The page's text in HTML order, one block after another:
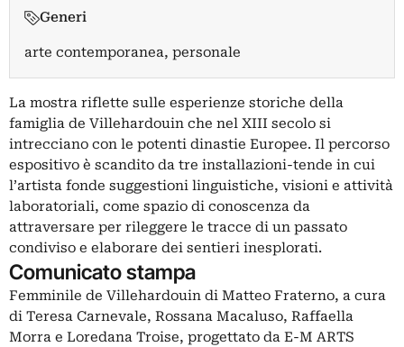
Generi
arte contemporanea, personale
La mostra riflette sulle esperienze storiche della
famiglia de Villehardouin che nel XIII secolo si
intrecciano con le potenti dinastie Europee. Il percorso
espositivo è scandito da tre installazioni-tende in cui
l’artista fonde suggestioni linguistiche, visioni e attività
laboratoriali, come spazio di conoscenza da
attraversare per rileggere le tracce di un passato
condiviso e elaborare dei sentieri inesplorati.
Comunicato stampa
Femminile de Villehardouin di Matteo Fraterno, a cura
di Teresa Carnevale, Rossana Macaluso, Raffaella
Morra e Loredana Troise, progettato da E-M ARTS